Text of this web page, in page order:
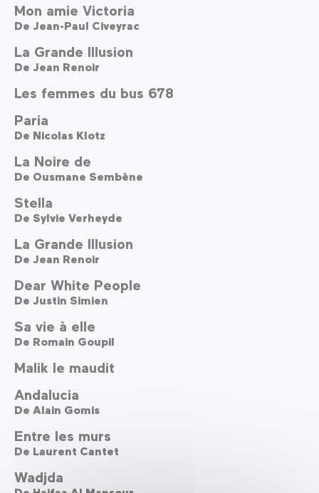
Mon amie Victoria
De Jean-Paul Civeyrac
La Grande Illusion
De Jean Renoir
Les femmes du bus 678
Paria
De Nicolas Klotz
La Noire de
De Ousmane Sembène
Stella
De Sylvie Verheyde
La Grande Illusion
De Jean Renoir
Dear White People
De Justin Simien
Sa vie à elle
De Romain Goupil
Malik le maudit
Andalucia
De Alain Gomis
Entre les murs
De Laurent Cantet
Wadjda